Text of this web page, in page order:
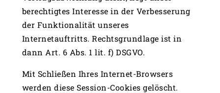
berechtigtes Interesse in der Verbesserung
der Funktionalität unseres
Internetauftritts. Rechtsgrundlage ist in
dann Art. 6 Abs. 1 lit. f) DSGVO.
Mit Schließen Ihres Internet-Browsers
werden diese Session-Cookies gelöscht.